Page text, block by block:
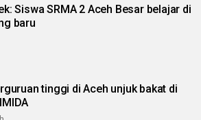
Siswa SRMA 2 Aceh Besar belajar di
baru
tinggi di Aceh unjuk bakat di